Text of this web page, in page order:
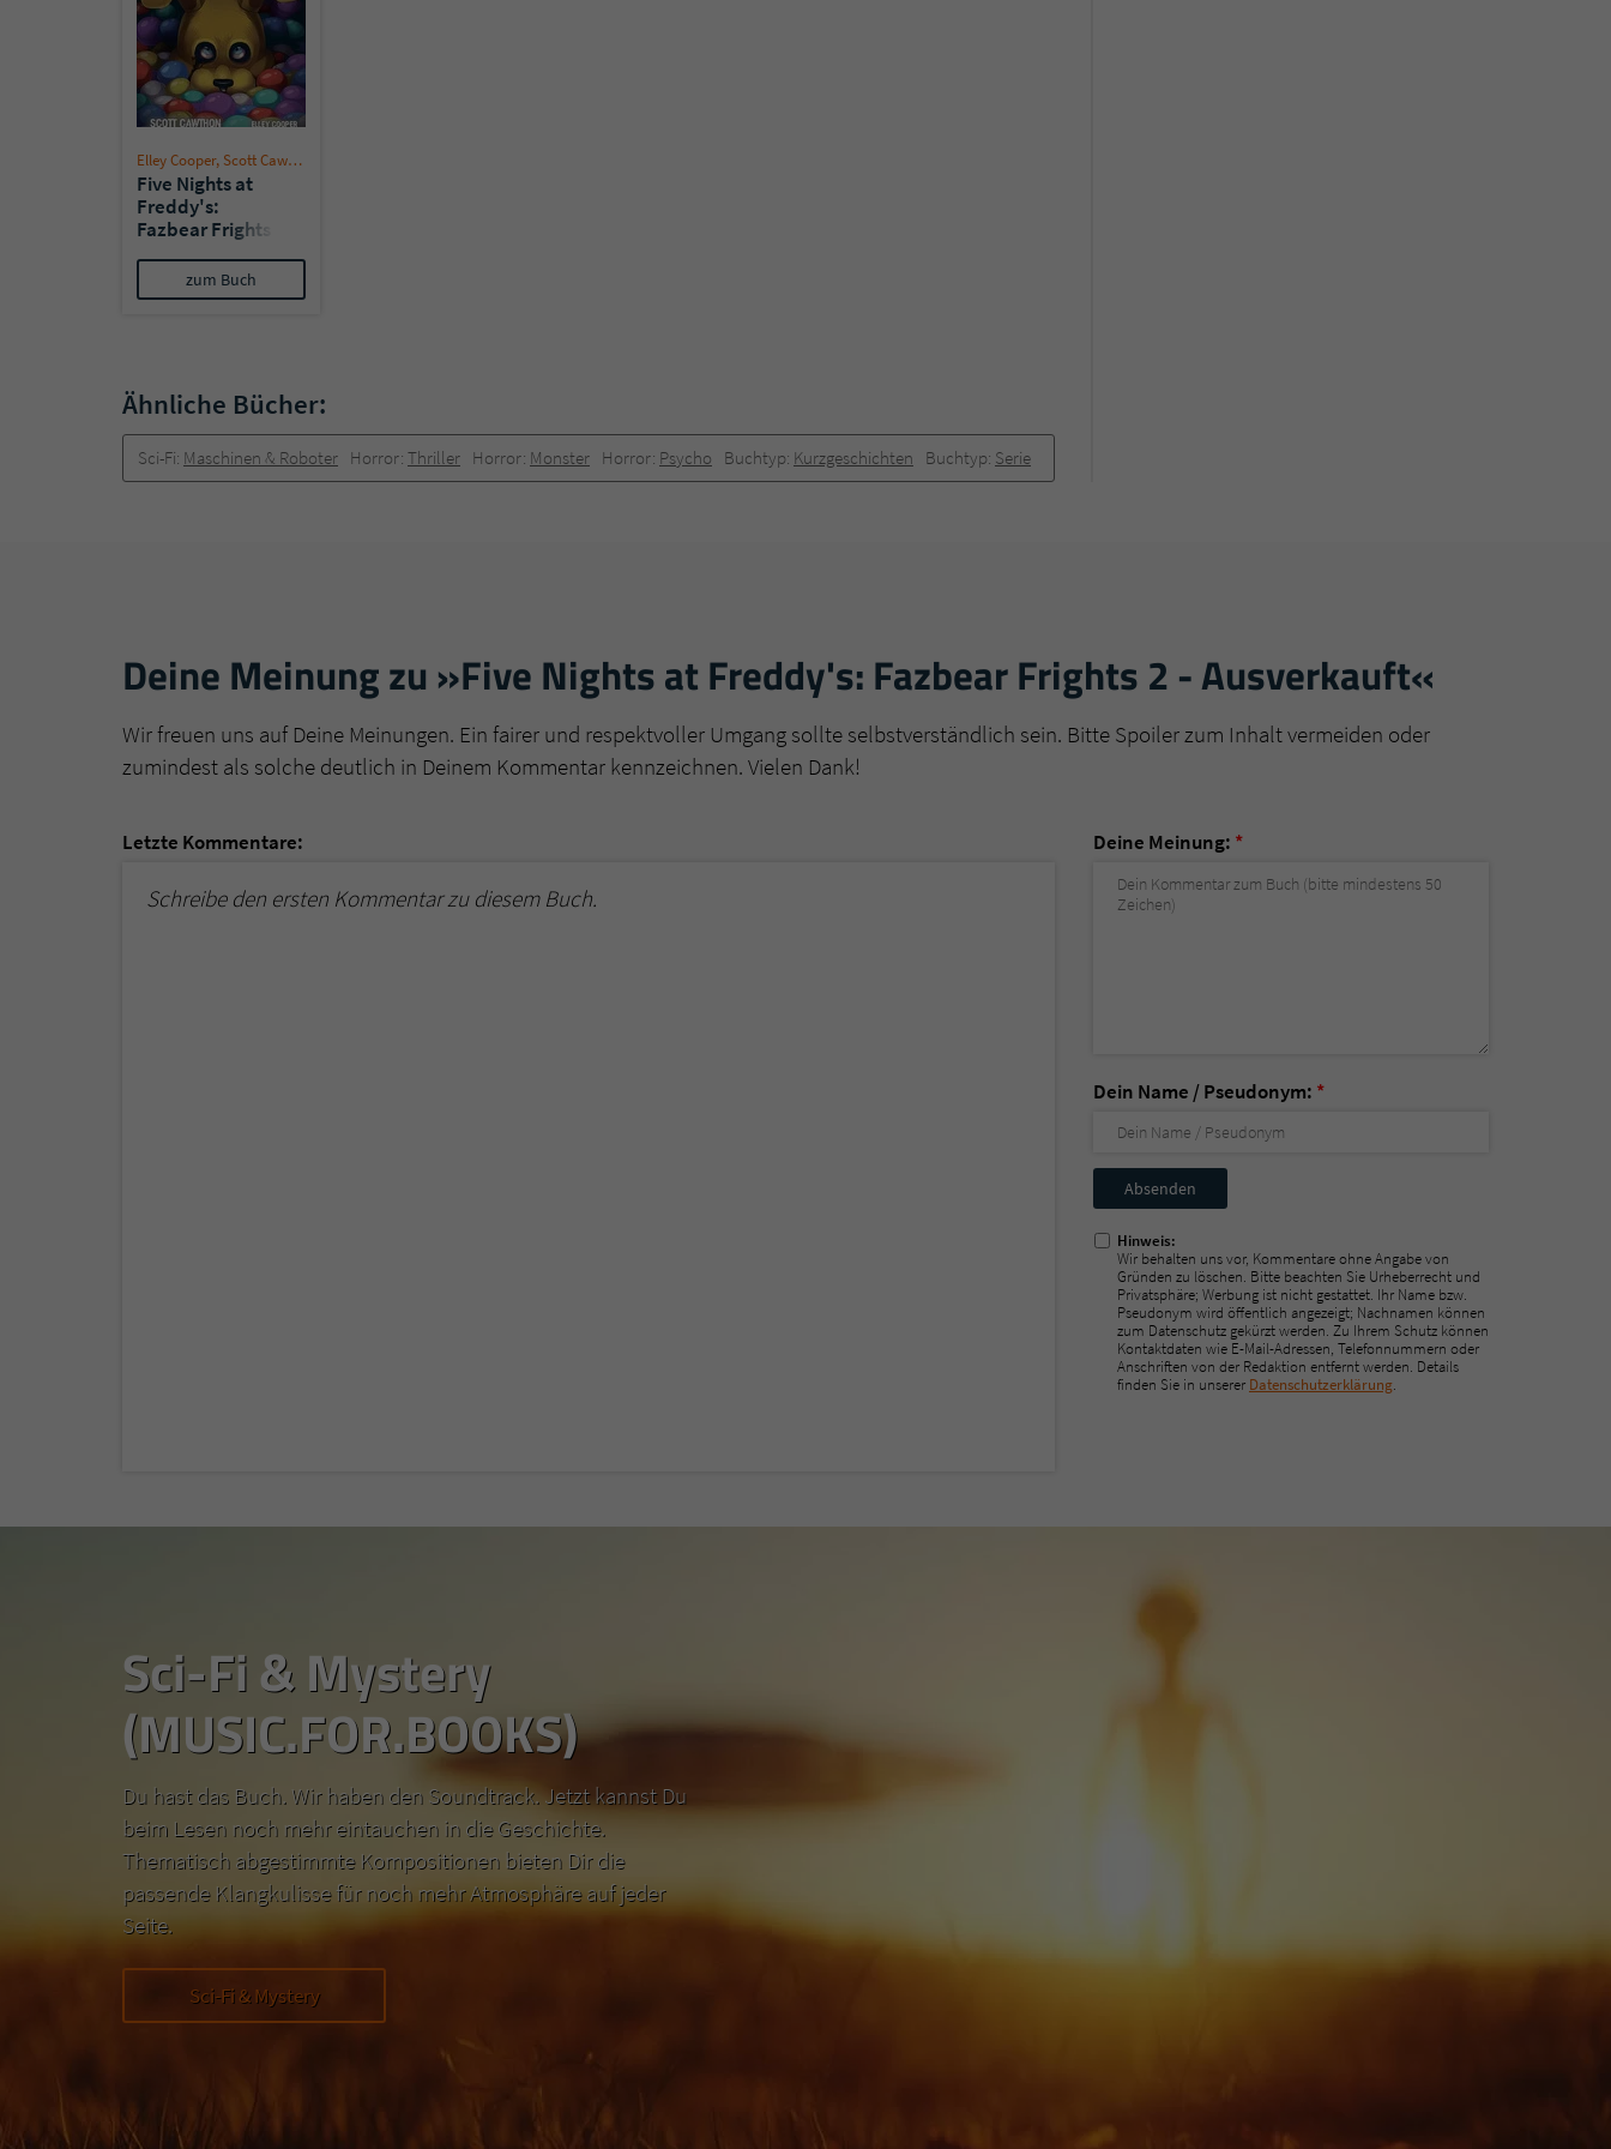
Elley Cooper, Scott Cawthon
Five Nights at
Freddy's:
Fazbear Frights 1
zum Buch
Ähnliche Bücher:
Sci-Fi: Maschinen & Roboter Horror: Thriller Horror: Monster Horror: Psycho Buchtyp: Kurzgeschichten Buchtyp: Serie
Deine Meinung zu »Five Nights at Freddy's: Fazbear Frights 2 - Ausverkauft«
Wir freuen uns auf Deine Meinungen. Ein fairer und respektvoller Umgang sollte selbstverständlich sein. Bitte Spoiler zum Inhalt vermeiden oder
zumindest als solche deutlich in Deinem Kommentar kennzeichnen. Vielen Dank!
Letzte Kommentare:
Schreibe den ersten Kommentar zu diesem Buch.
Deine Meinung: *
Dein Name / Pseudonym: *
Nicht
ausfüllen!
Hinweis:
Wir behalten uns vor, Kommentare ohne Angabe von
Gründen zu löschen. Bitte beachten Sie Urheberrecht und
Privatsphäre; Werbung ist nicht gestattet. Ihr Name bzw.
Pseudonym wird öffentlich angezeigt; Nachnamen können
zum Datenschutz gekürzt werden. Zu Ihrem Schutz können
Kontaktdaten wie E-Mail-Adressen, Telefonnummern oder
Anschriften von der Redaktion entfernt werden. Details
finden Sie in unserer Datenschutzerklärung.
Sci-Fi & Mystery
(MUSIC.FOR.BOOKS)
Du hast das Buch. Wir haben den Soundtrack. Jetzt kannst Du
beim Lesen noch mehr eintauchen in die Geschichte.
Thematisch abgestimmte Kompositionen bieten Dir die
passende Klangkulisse für noch mehr Atmosphäre auf jeder
Seite.
Sci-Fi & Mystery